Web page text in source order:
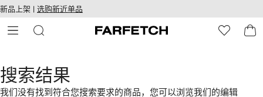
至
内
障碍网络
设
新品上架 | 选购新近单品
搜索结果
我们没有找到符合您搜索要求的商品，您可以浏览我们的编辑